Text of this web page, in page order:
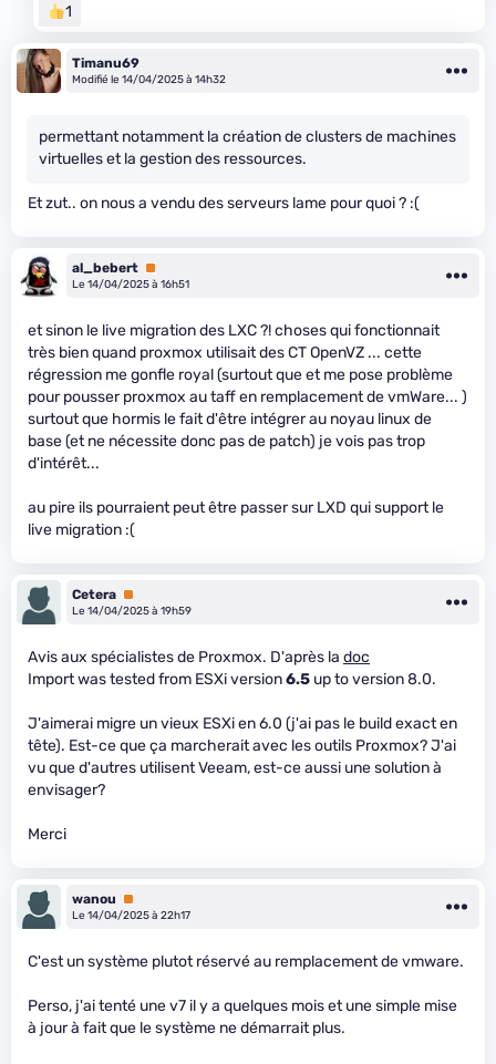
1
Timanu69
Modifié le 14/04/2025 à 14h32
permettant notamment la création de clusters de machines
virtuelles et la gestion des ressources.
Et zut.. on nous a vendu des serveurs lame pour quoi ? :(
al_bebert Premium
Le 14/04/2025 à 16h51
et sinon le live migration des LXC ?! choses qui fonctionnait
très bien quand proxmox utilisait des CT OpenVZ ... cette
régression me gonfle royal (surtout que et me pose problème
pour pousser proxmox au taff en remplacement de vmWare... )
surtout que hormis le fait d'être intégrer au noyau linux de
base (et ne nécessite donc pas de patch) je vois pas trop
d'intérêt...
au pire ils pourraient peut être passer sur LXD qui support le
live migration :(
Cetera Premium
Le 14/04/2025 à 19h59
Avis aux spécialistes de Proxmox. D'après la doc
Import was tested from ESXi version6.5 up to version 8.0.
J'aimerai migre un vieux ESXi en 6.0 (j'ai pas le build exact en
tête). Est-ce que ça marcherait avec les outils Proxmox? J'ai
vu que d'autres utilisent Veeam, est-ce aussi une solution à
envisager?
Merci
wanou
Premium
Le 14/04/2025 à 22h17
C'est un système plutot réservé au remplacement de vmware.
Perso, j'ai tenté une v7 il y a quelques mois et une simple mise
à jour à fait que le système ne démarrait plus.